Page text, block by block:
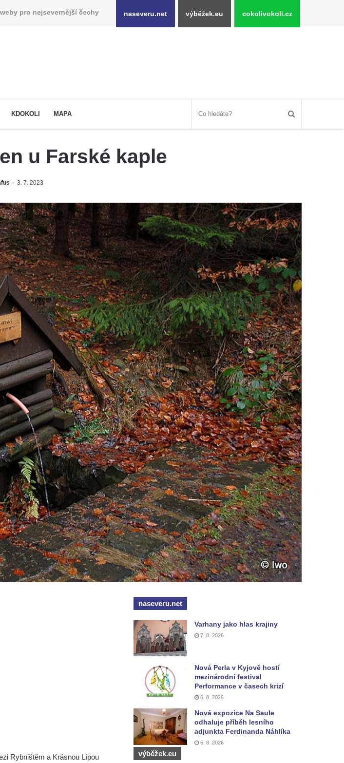
weby pro nejsevernější čechy naseveru.net výběžek.eu cokolivokoli.cz
KDOKOLI MAPA
u Farské kaple
3. 7. 2023
Rybništěm a Krásnou Lípou
naseveru.net
Varhany jako hlas krajiny
7. 8. 2026
Nová Perla v Kyjově hostí
mezinárodní festival
Performance v časech krizí
6. 8. 2026
Nová expozice Na Saule
odhaluje příběh lesního
adjunkta Ferdinanda Náhlíka
6. 8. 2026
výběžek.eu